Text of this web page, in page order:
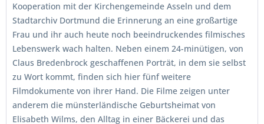
Kooperation mit der Kirchengemeinde Asseln und dem
Stadtarchiv Dortmund die Erinnerung an eine großartige
Frau und ihr auch heute noch beeindruckendes filmisches
Lebenswerk wach halten. Neben einem 24-minütigen, von
Claus Bredenbrock geschaffenen Porträt, in dem sie selbst
zu Wort kommt, finden sich hier fünf weitere
Filmdokumente von ihrer Hand. Die Filme zeigen unter
anderem die münsterländische Geburtsheimat von
Elisabeth Wilms, den Alltag in einer Bäckerei und das